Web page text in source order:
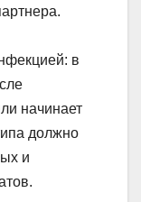
в
начинает
должно
и